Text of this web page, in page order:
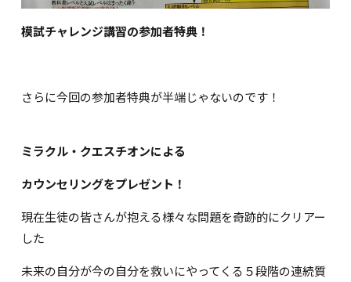
模試チャレンジ講習の参加者特典！
さらに今回の参加者特典が半端じゃないのです！
ミラクル・クエスチオンによる
カウンセリングをプレゼント！
現在生徒の皆さんが抱える様々な問題を奇跡的にクリアー
した
未来の自分が今の自分を救いにやってくる５段階の連続質